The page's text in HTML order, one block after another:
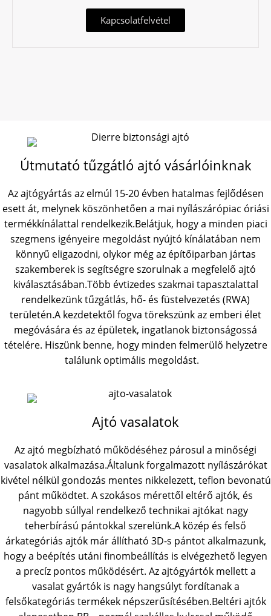
Kapcsolatfelvétel
Útmutató tűzgátló ajtó vásárlóinknak
Az ajtógyártás az elmúl 15-20 évben hatalmas fejlődésen
esett át, melynek köszönhetően a mai nyílászárópiac óriási
termékkínálattal rendelkezik.Belátjuk, hogy a minden piaci
szegmens igényeire megoldást nyújtó kínálatában nem
könnyű eligazodni, olykor még az építőiparban jártas
szakemberek is segítségre szorulnak a megfelelő ajtó
kiválasztásában.Több évtizedes szakmai tapasztalattal
rendelkezünk tűzgátlás, hő- és füstelvezetés (RWA)
területén.A kezdetektől fogva törekszünk az emberi élet
megóvására és az épületek, ingatlanok biztonságossá
tételére. Hiszünk benne, hogy minden felmerülő helyzetre
találunk optimális megoldást.
Ajtó vasalatok
Az ajtó megbízható működéséhez párosul a minőségi
vasalatok alkalmazása.Általunk forgalmazott nyílászárókat
kivétel nélkül gondozás mentes nikkelezett, teflon bevonatú
pánt működtet. A szokásos mérettől eltérő ajtók, és
nagyobb súllyal rendelkező technikai ajtókat nagy
teherbírású pántokkal szerelünk.A közép és felső
árkategóriás ajtók már állítható 3D-s pántot alkalmazunk,
hogy a beépítés utáni finombeállítás is elvégezhető legyen
a precíz pontos működésért. Az ajtógyártók mellett a
vasalat gyártók is nagy hangsúlyt fordítanak a
felsőkategóriás termékek népszerűsítésében.Beltéri ajtók